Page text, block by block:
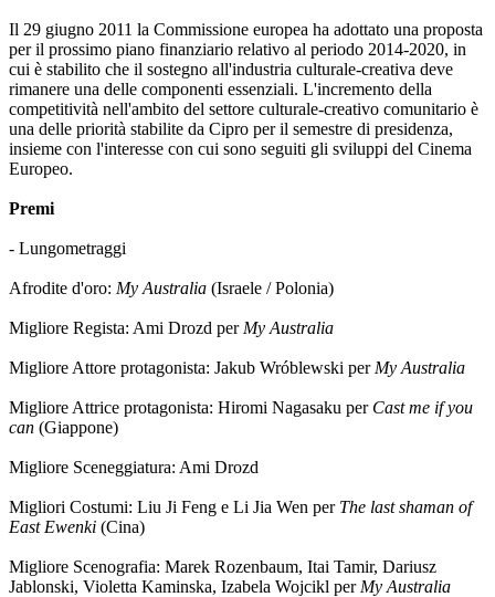
Il 29 giugno 2011 la Commissione europea ha adottato una proposta
per il prossimo piano finanziario relativo al periodo 2014-2020, in
cui è stabilito che il sostegno all'industria culturale-creativa deve
rimanere una delle componenti essenziali. L'incremento della
competitività nell'ambito del settore culturale-creativo comunitario è
una delle priorità stabilite da Cipro per il semestre di presidenza,
insieme con l'interesse con cui sono seguiti gli sviluppi del Cinema
Europeo.
Premi
- Lungometraggi
Afrodite d'oro: My Australia (Israele / Polonia)
Migliore Regista: Ami Drozd per My Australia
Migliore Attore protagonista: Jakub Wróblewski per My Australia
Migliore Attrice protagonista: Hiromi Nagasaku per Cast me if you
can (Giappone)
Migliore Sceneggiatura: Ami Drozd
Migliori Costumi: Liu Ji Feng e Li Jia Wen per The last shaman of
East Ewenki (Cina)
Migliore Scenografia: Marek Rozenbaum, Itai Tamir, Dariusz
Jablonski, Violetta Kaminska, Izabela Wojcikl per My Australia